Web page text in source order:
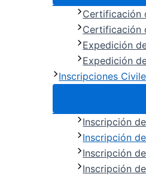
Certificación
Certificación
Expedición
Expedición
Inscripciones
Inscripción
Inscripción
Inscripción
Inscripción